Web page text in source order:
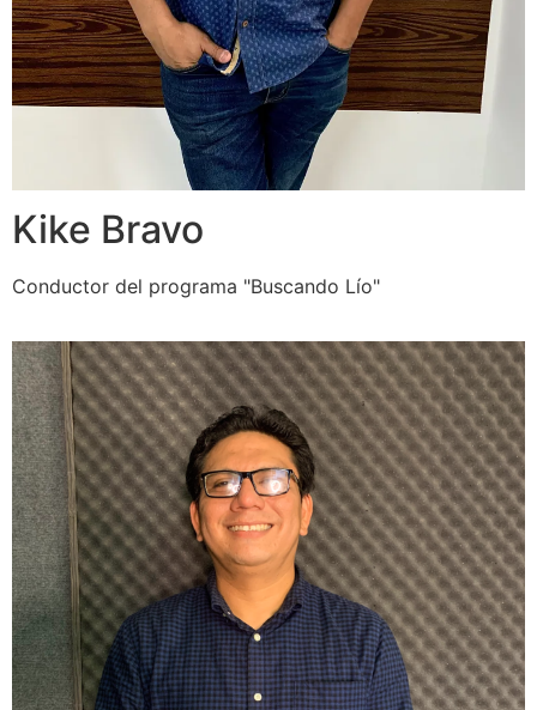
Kike Bravo
Conductor del programa "Buscando Lío"